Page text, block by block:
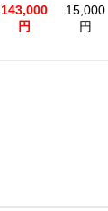
143,000
円
15,000
円